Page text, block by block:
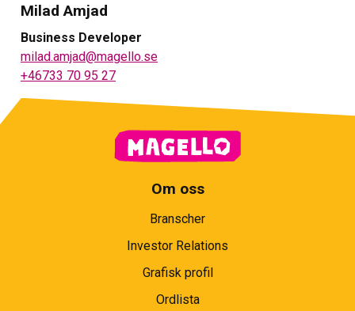
Milad Amjad
Business Developer
milad.amjad@magello.se
+46733 70 95 27
Om oss
Branscher
Investor Relations
Grafisk profil
Ordlista